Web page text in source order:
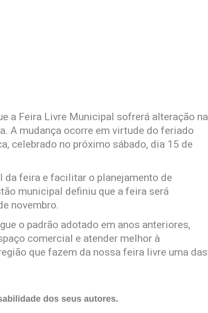
a Feira Livre Municipal sofrerá alteração na
A mudança ocorre em virtude do feriado
celebrado no próximo sábado, dia 15 de
da feira e facilitar o planejamento de
municipal definiu que a feira será
novembro.
o padrão adotado em anos anteriores,
comercial e atender melhor à
que fazem da nossa feira livre uma das
dos seus autores.